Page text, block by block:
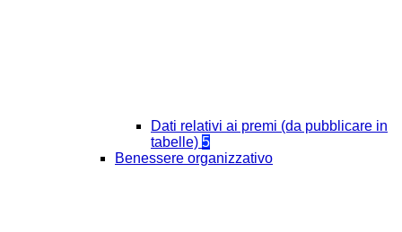
Dati relativi ai premi (da pubblicare in
tabelle) 5
Benessere organizzativo